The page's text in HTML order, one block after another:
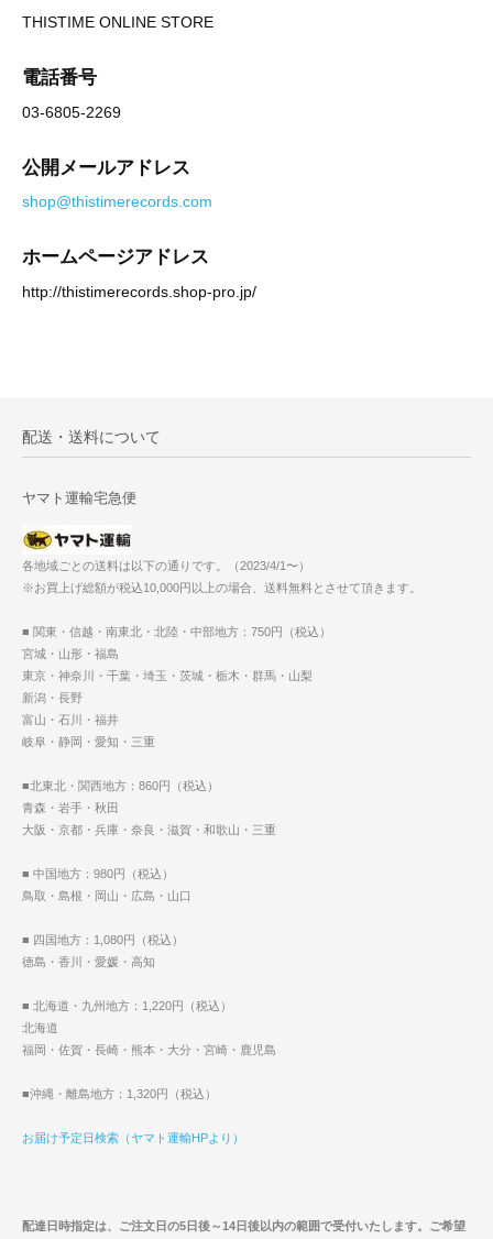
THISTIME ONLINE STORE
電話番号
03-6805-2269
公開メールアドレス
shop@thistimerecords.com
ホームページアドレス
http://thistimerecords.shop-pro.jp/
配送・送料について
ヤマト運輸宅急便
各地域ごとの送料は以下の通りです。（2023/4/1〜）
※お買上げ総額が税込10,000円以上の場合、送料無料とさせて頂きます。
■ 関東・信越・南東北・北陸・中部地方：750円（税込）
宮城・山形・福島
東京・神奈川・千葉・埼玉・茨城・栃木・群馬・山梨
新潟・長野
富山・石川・福井
岐阜・静岡・愛知・三重
■北東北・関西地方：860円（税込）
青森・岩手・秋田
大阪・京都・兵庫・奈良・滋賀・和歌山・三重
■ 中国地方：980円（税込）
鳥取・島根・岡山・広島・山口
■ 四国地方：1,080円（税込）
徳島・香川・愛媛・高知
■ 北海道・九州地方：1,220円（税込）
北海道
福岡・佐賀・長崎・熊本・大分・宮崎・鹿児島
■沖縄・離島地方：1,320円（税込）
お届け予定日検索（ヤマト運輸HPより）
配達日時指定は、ご注文日の5日後～14日後以内の範囲で受付いたします。ご希望